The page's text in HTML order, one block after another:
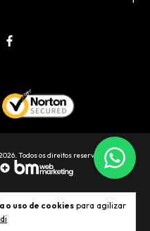
o uso de cookies para agilizar
Todos os direitos reservados.